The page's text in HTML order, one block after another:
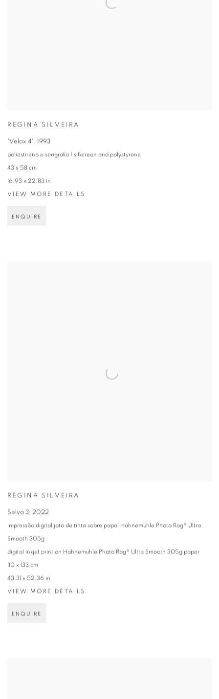
REGINA SILVEIRA
"Velox 4" , 1993
poliestireno e serigrafia | silkcreen and polystyrene
43 x 58 cm
16.93 x 22.83 in
VIEW MORE DETAILS
ENQUIRE
REGINA SILVEIRA
Selva 3, 2022
impressão digital jato de tinta sobre papel Hahnemühle Photo Rag® Ultra
Smooth 305g
digital inkjet print on Hahnemühle Photo Rag® Ultra Smooth 305g paper
110 x 133 cm
43.31 x 52.36 in
VIEW MORE DETAILS
ENQUIRE